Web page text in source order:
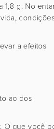
1,8 g. No
a efeitos
ao dos
O que você